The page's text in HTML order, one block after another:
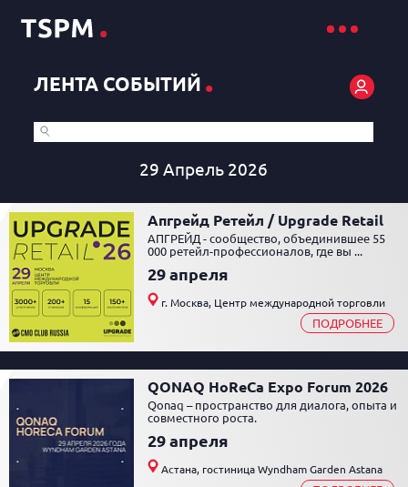
ЛЕНТА СОБЫТИЙ .
29 Апрель 2026
Апгрейд Ретейл / Upgrade Retail
АПГРЕЙД - сообщество, объединившее 55
000 ретейл-профессионалов, где вы ...
29 апреля
г. Москва, Центр международной торговли
ПОДРОБНЕЕ
QONAQ HoReCa Expo Forum 2026
Qonaq – пространство для диалога, опыта и
совместного роста.
29 апреля
Астана, гостиница Wyndham Garden Astana